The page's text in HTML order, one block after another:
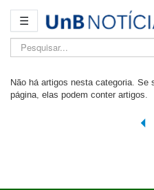
☰
Pesquisar...
Não há artigos nesta categoria.
página, elas podem conter artigos.